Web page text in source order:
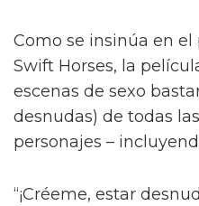
Como se insinúa en
Swift Horses, la
escenas de sexo
desnudas) de todas
personajes –
“¡Créeme, estar